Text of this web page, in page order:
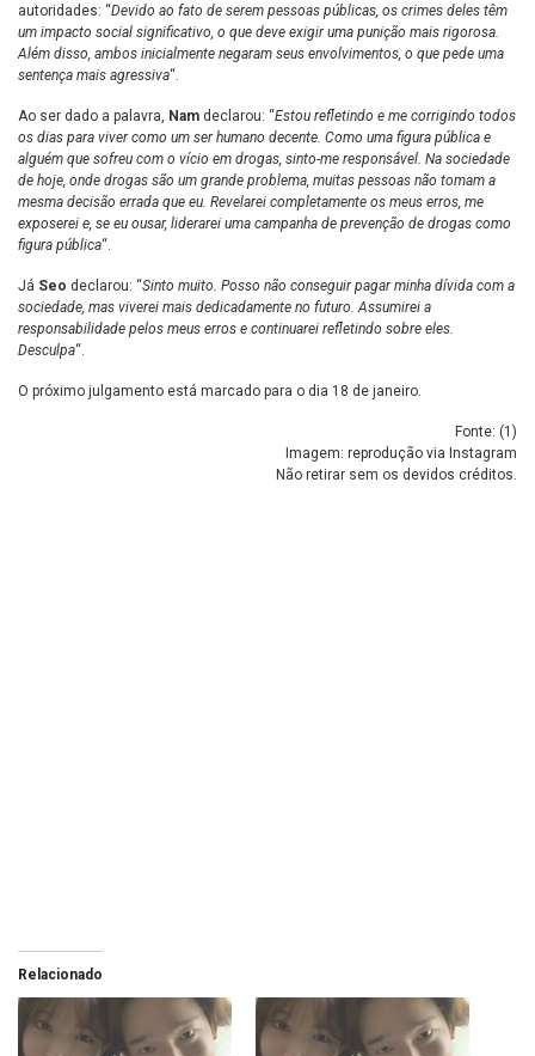
autoridades: “Devido ao fato de serem pessoas públicas, os crimes deles têm
um impacto social significativo, o que deve exigir uma punição mais rigorosa.
Além disso, ambos inicialmente negaram seus envolvimentos, o que pede uma
sentença mais agressiva“.
Ao ser dado a palavra, Nam declarou: “Estou refletindo e me corrigindo todos
os dias para viver como um ser humano decente. Como uma figura pública e
alguém que sofreu com o vício em drogas, sinto-me responsável. Na sociedade
de hoje, onde drogas são um grande problema, muitas pessoas não tomam a
mesma decisão errada que eu. Revelarei completamente os meus erros, me
exposerei e, se eu ousar, liderarei uma campanha de prevenção de drogas como
figura pública“.
Já Seo declarou: “Sinto muito. Posso não conseguir pagar minha dívida com a
sociedade, mas viverei mais dedicadamente no futuro. Assumirei a
responsabilidade pelos meus erros e continuarei refletindo sobre eles.
Desculpa“.
O próximo julgamento está marcado para o dia 18 de janeiro.
Fonte: (1 )
Imagem: reprodução via Instagram
Não retirar sem os devidos créditos.
Relacionado